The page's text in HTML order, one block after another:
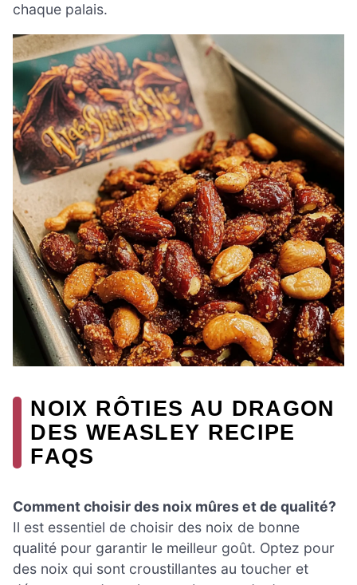
chaque palais.
NOIX RÔTIES AU DRAGON
DES WEASLEY RECIPE
FAQS
Comment choisir des noix mûres et de qualité?
Il est essentiel de choisir des noix de bonne
qualité pour garantir le meilleur goût. Optez pour
des noix qui sont croustillantes au toucher et